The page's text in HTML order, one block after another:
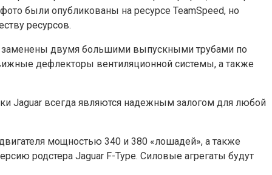
были опубликованы на ресурсе TeamSpeed, но
ресурсов.
заменены двумя большими выпускными трубами по
дефлекторы вентиляционной системы, а также
Jaguar всегда являются надежным залогом для любой
мощностью 340 и 380 «лошадей», а также
родстера Jaguar F-Type. Силовые агрегаты будут